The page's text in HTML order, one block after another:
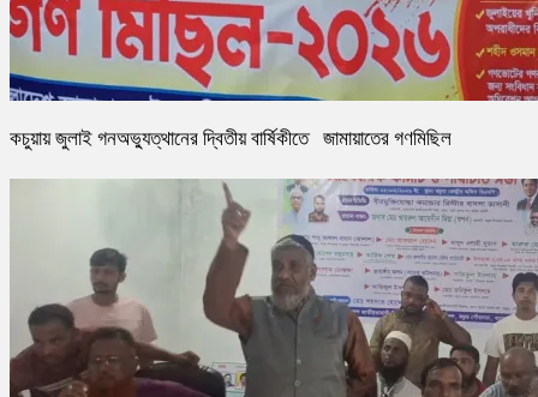
কচুয়ায় জুলাই গনঅভ্যুত্থানের দ্বিতীয় বার্ষিকীতে জামায়াতের গণমিছিল